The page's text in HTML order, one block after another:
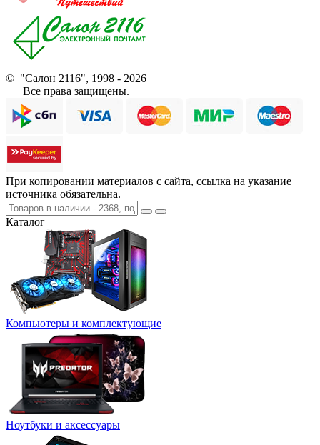
© "Салон 2116", 1998 - 2026
Все права защищены.
При копировании материалов с сайта, ссылка на указание
источника обязательна.
Каталог
Компьютеры и комплектующие
Ноутбуки и аксессуары